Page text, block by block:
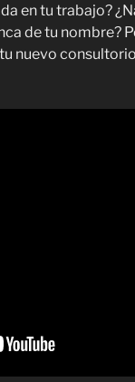
en tu trabajo?
de tu nombre?
nuevo